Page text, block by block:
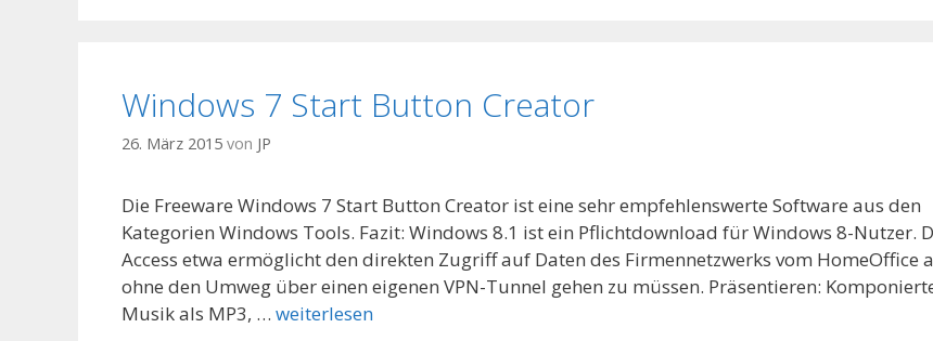
Windows 7 Start Button Creator
26. März 2015 von JP
Die Freeware Windows 7 Start Button Creator ist eine sehr empfehlenswerte Software aus den
Kategorien Windows Tools. Fazit: Windows 8.1 ist ein Pflichtdownload für Windows 8-Nutzer.
Access etwa ermöglicht den direkten Zugriff auf Daten des Firmennetzwerks vom HomeOffice
ohne den Umweg über einen eigenen VPN-Tunnel gehen zu müssen. Präsentieren:
Musik als MP3, … weiterlesen